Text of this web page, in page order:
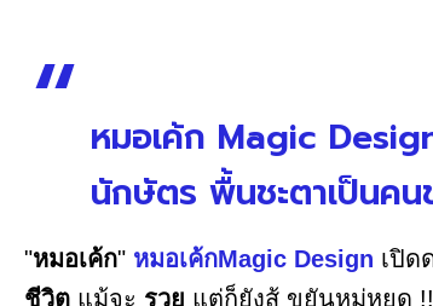
หมอเค้ก Magic
นักษัตร พื้นชะตาเป็นค
"หมอเค้ก" หมอเค้กMagic Design เปิด
ชีวิต แม้จะ รวย แต่ก็ยังสู้ ขยันหม่หยุด !!